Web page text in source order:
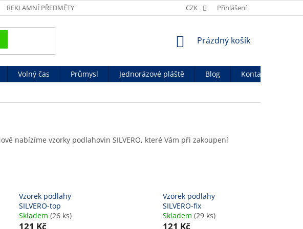
REKLAMNÍ PŘEDMĚTY OCHRANA OSOB. ÚDAJŮ
CZK Přihlášení
NÁKUPNÍ
Prázdný košík
Volný čas Průmysl Jednorázové pláště Blog
Kontakty
nabízíme vzorky podlahovin SILVERO, které Vám při zakoupení
Vzorek podlahy
SILVERO-top
Skladem (26 ks)
121 Kč
Vzorek podlahy
SILVERO-fix
Skladem (29 ks)
121 Kč